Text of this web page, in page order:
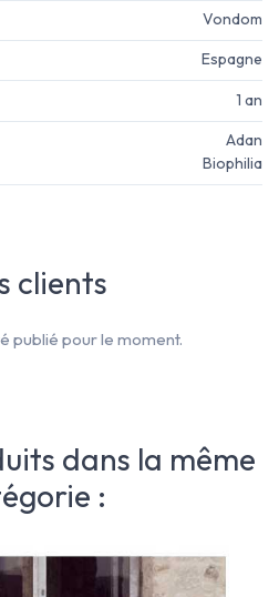
Vondom
Espagne
1 an
Adan
Biophilia
clients
publié pour le moment.
dans la même
: